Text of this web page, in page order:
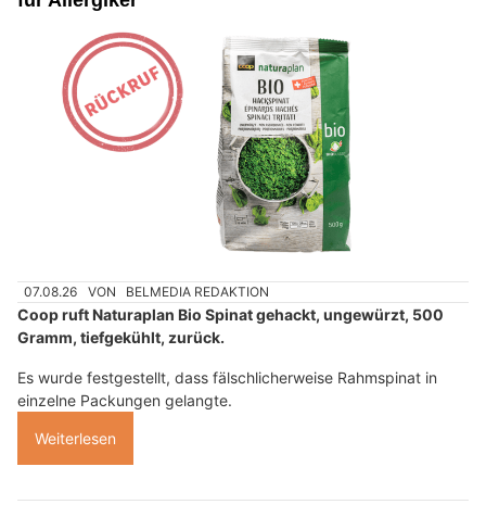
07.08.26 VON BELMEDIA REDAKTION
Coop ruft Naturaplan Bio Spinat gehackt, ungewürzt, 500
Gramm, tiefgekühlt, zurück.
Es wurde festgestellt, dass fälschlicherweise Rahmspinat in
einzelne Packungen gelangte.
Weiterlesen